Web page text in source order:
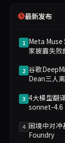
最新发布
1 Meta Muse
家披露失败
2 谷歌
Dean三人
3 4大模型翻
sonnet-4.6
4 困境中对冲
Foundry